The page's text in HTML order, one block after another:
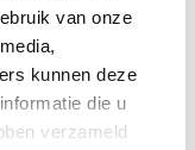
van onze
kunnen deze
die u
verzameld
ONTDEKT